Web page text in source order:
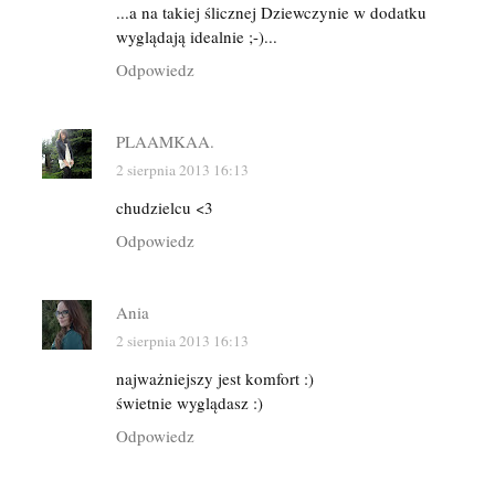
...a na takiej ślicznej Dziewczynie w dodatku
wyglądają idealnie ;-)...
Odpowiedz
PLAAMKAA.
2 sierpnia 2013 16:13
chudzielcu <3
Odpowiedz
Ania
2 sierpnia 2013 16:13
najważniejszy jest komfort :)
świetnie wyglądasz :)
Odpowiedz